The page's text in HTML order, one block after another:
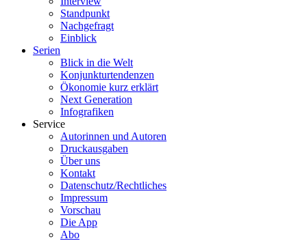
Standpunkt
Nachgefragt
Einblick
Serien
Blick in die Welt
Konjunkturtendenzen
Ökonomie kurz erklärt
Next Generation
Infografiken
Service
Autorinnen und Autoren
Druckausgaben
Über uns
Kontakt
Datenschutz/Rechtliches
Impressum
Vorschau
Die App
Abo